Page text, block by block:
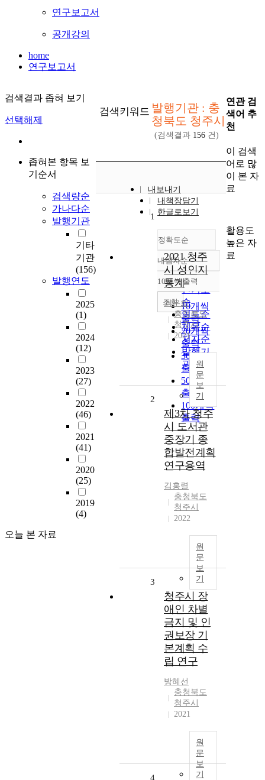
연구보고서
공개강의
home
연구보고서
검색결과 좁혀 보기
선택해제
좁혀본 항목 보
기순서
검색량순
가나다순
발행기관
기타
기관
(156)
발행연도
2025
(1)
2024
(12)
2023
(27)
2022
(46)
2021
(41)
2020
(25)
2019
(4)
오늘 본 자료
검색키워드 발행기관 : 충
청북도 청주시
(검색결과 156 건)
내보내기
내책장담기
한글로보기
정확도순
정확도
순
인기도
순
연도순
제목순
저자순
발행기
관순
내림차순
내림차순
10개씩 출력
10개씩
출력
20개씩
출력
30개씩
출력
50개씩
출력
100개씩
출력
조회
1
2021 청주
시 성인지
통계
최은희
충청북도
청주시
2021
원
문
보
기
2
제3차 청주
시 도서관
중장기 종
합발전계획
연구용역
김홍렬
충청북도
청주시
2022
원
문
보
기
3
청주시 장
애인 차별
금지 및 인
권보장 기
본계획 수
립 연구
방혜선
충청북도
청주시
2021
원
문
보
기
4
연관 검
색어 추
천
이 검색
어로 많
이 본 자
료
활용도
높은 자
료